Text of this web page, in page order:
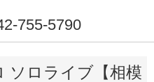
755-5790
ソロライブ【相模